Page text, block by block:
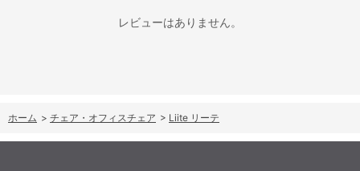
レビューはありません。
ホーム > チェア・オフィスチェア > Liite リーテ